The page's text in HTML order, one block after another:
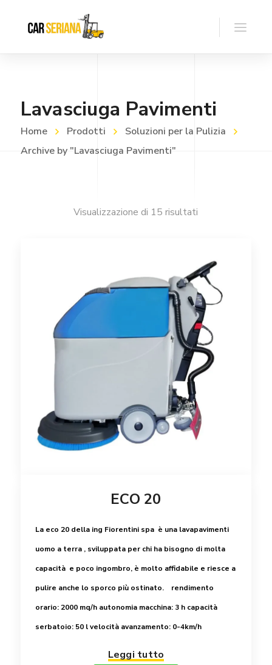
Lavasciuga Pavimenti
Home Prodotti
Soluzioni per la Pulizia
Archive by "Lavasciuga Pavimenti"
Visualizzazione di 15 risultati
ECO 20
La eco 20 della ing Fiorentini spa è una lavapavimenti
uomo a terra , sviluppata per chi ha bisogno di molta
capacità e poco ingombro, è molto affidabile e riesce a
pulire anche lo sporco più ostinato.
rendimento
orario: 2000 mq/h autonomia macchina: 3 h capacità
serbatoio: 50 l velocità avanzamento: 0-4km/h
Leggi tutto